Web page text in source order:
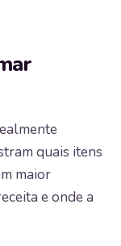
quais itens
maior
e onde a